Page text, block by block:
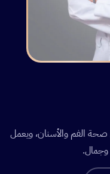
صحة الفم والأسنان، ويعمل
وجمال.